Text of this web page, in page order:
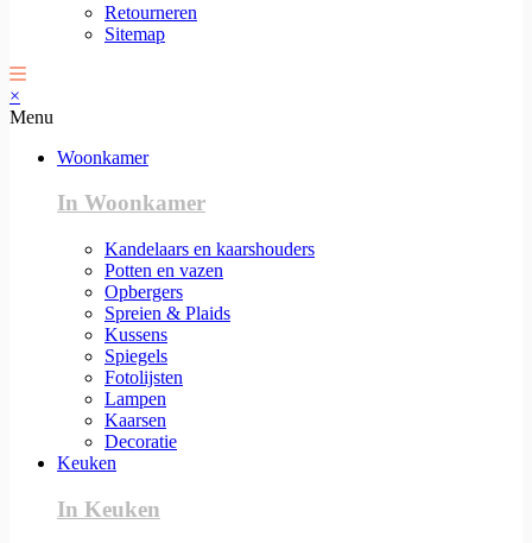
Retourneren
Sitemap
×
Menu
Woonkamer
In Woonkamer
Kandelaars en kaarshouders
Potten en vazen
Opbergers
Spreien & Plaids
Kussens
Spiegels
Fotolijsten
Lampen
Kaarsen
Decoratie
Keuken
In Keuken